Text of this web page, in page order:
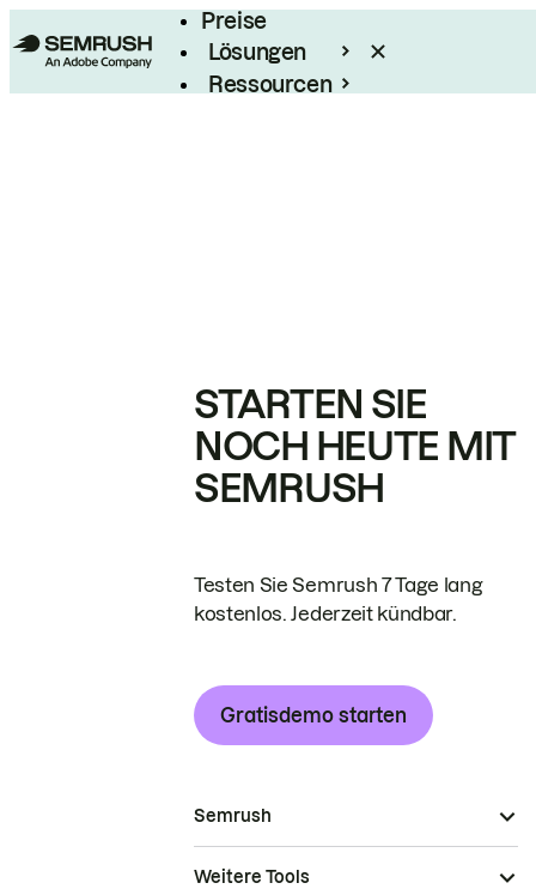
Preise
Lösungen
Ressourcen
STARTEN SIE
NOCH HEUTE MIT
SEMRUSH
Testen Sie Semrush 7 Tage lang
kostenlos. Jederzeit kündbar.
Gratisdemo starten
Semrush
Weitere Tools